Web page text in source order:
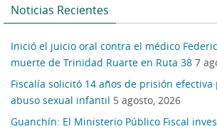
Noticias Recientes
Inició el juicio oral contra el médico
muerte de Trinidad Ruarte en Ruta 38 7
Fiscalía solicitó 14 años de prisión efectiva
abuso sexual infantil 5 agosto, 2026
Guanchín: El Ministerio Público Fiscal